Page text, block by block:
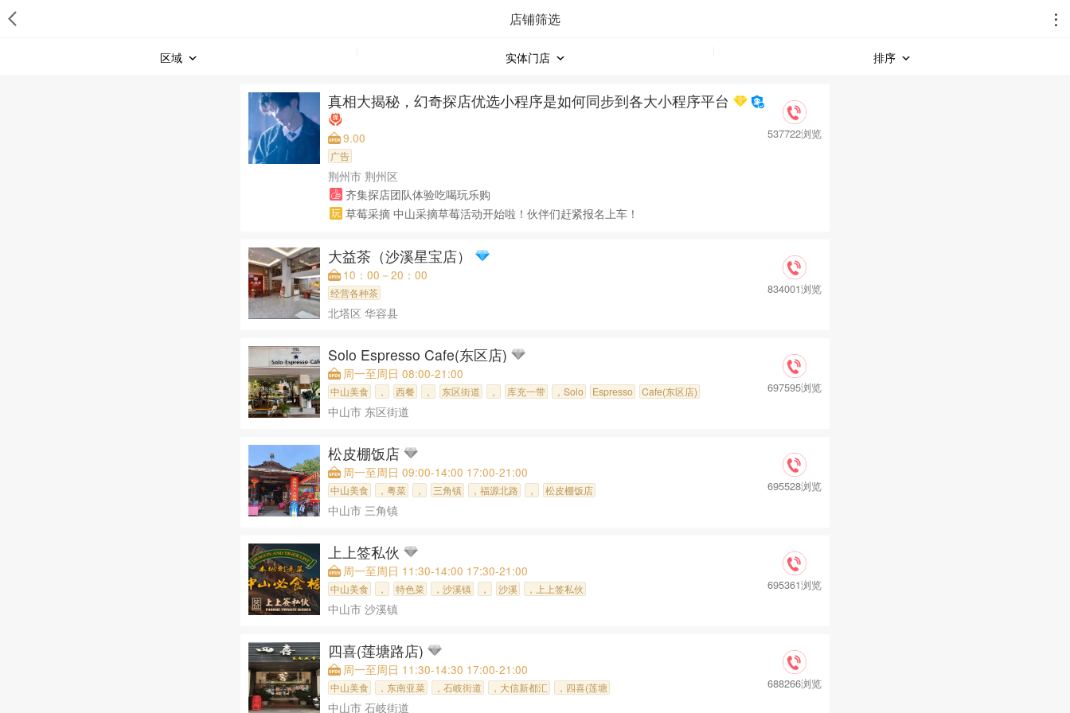
店铺筛选
区域 实体门店 排序
真相大揭秘，幻奇探店优选小程序是如何同步到各大小程序平台
9.00
广告
荆州市 荆州区
齐集探店团队体验吃喝玩乐购
草莓采摘 中山采摘草莓活动开始啦！伙伴们赶紧报名上车！
537722浏览
大益茶（沙溪星宝店）
10：00－20：00
经营各种茶
北塔区 华容县
834001浏览
Solo Espresso Cafe(东区店)
周一至周日 08:00-21:00
中山美食 ， 西餐 ， 东区街道 ， 库充一带 ，Solo Espresso Cafe(东区店)
中山市 东区街道
697595浏览
松皮棚饭店
周一至周日 09:00-14:00 17:00-21:00
中山美食 ，粤菜 ， 三角镇 ，福源北路 ， 松皮棚饭店
中山市 三角镇
695528浏览
上上签私伙
周一至周日 11:30-14:00 17:30-21:00
中山美食 ， 特色菜 ，沙溪镇 ， 沙溪 ，上上签私伙
中山市 沙溪镇
695361浏览
四喜(莲塘路店)
周一至周日 11:30-14:30 17:00-21:00
中山美食 ，东南亚菜 ，石岐街道 ，大信新都汇 ，四喜(莲塘
中山市 石岐街道
688266浏览